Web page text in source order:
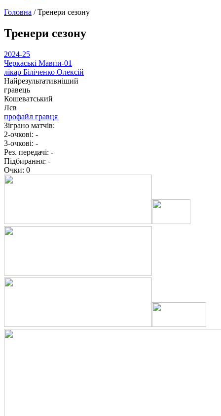
Головна /Тренери сезону
Тренери сезону
2024-25
Черкаські Мавпи-01
лікар Біліченко Олексій
Найрезультативніший
гравець
Кошеватський
Лєв
профайл гравця
Зіграно матчів:
2-очкові: -
3-очкові: -
Рез. передачі: -
Підбирання: -
Очки: 0